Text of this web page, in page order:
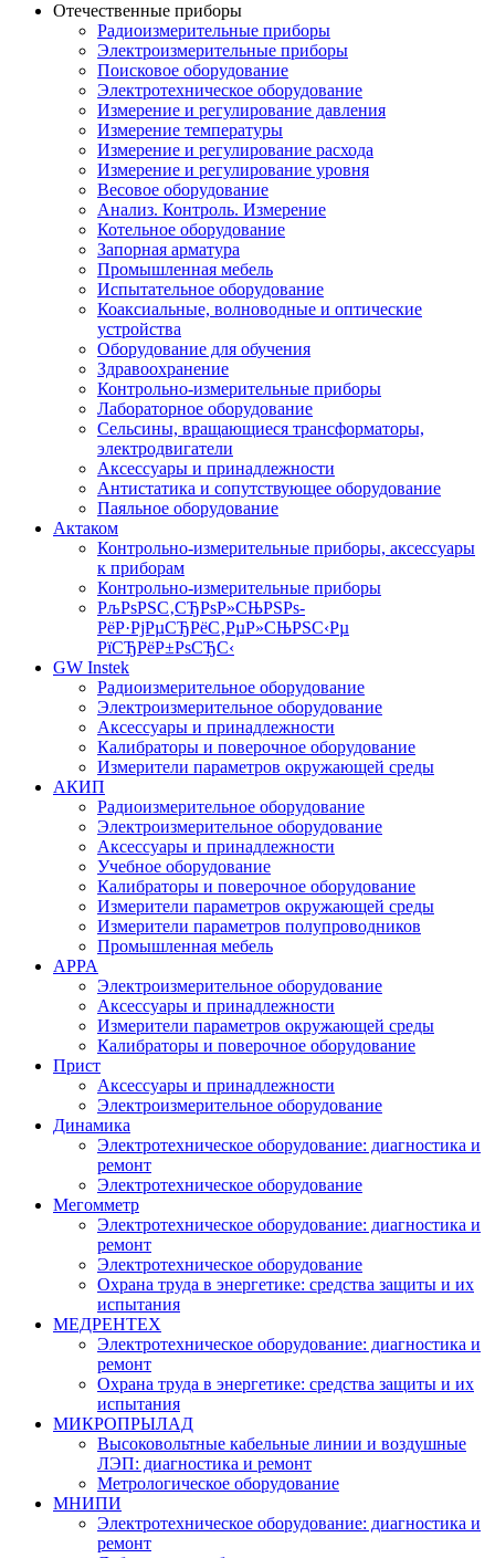
Отечественные приборы
Радиоизмерительные приборы
Электроизмерительные приборы
Поисковое оборудование
Электротехническое оборудование
Измерение и регулирование давления
Измерение температуры
Измерение и регулирование расхода
Измерение и регулирование уровня
Весовое оборудование
Анализ. Контроль. Измерение
Котельное оборудование
Запорная арматура
Промышленная мебель
Испытательное оборудование
Коаксиальные, волноводные и оптические
устройства
Оборудование для обучения
Здравоохранение
Контрольно-измерительные приборы
Лабораторное оборудование
Сельсины, вращающиеся трансформаторы,
электродвигатели
Аксессуары и принадлежности
Антистатика и сопутствующее оборудование
Паяльное оборудование
Актаком
Контрольно-измерительные приборы, аксессуары
к приборам
Контрольно-измерительные приборы
РљРѕРЅС‚СЂРѕР»СЊРЅРѕ-
РёР·РјРµСЂРёС‚РµР»СЊРЅС‹Рµ
РїСЂРёР±РѕСЂС‹
GW Instek
Радиоизмерительное оборудование
Электроизмерительное оборудование
Аксессуары и принадлежности
Калибраторы и поверочное оборудование
Измерители параметров окружающей среды
АКИП
Радиоизмерительное оборудование
Электроизмерительное оборудование
Аксессуары и принадлежности
Учебное оборудование
Калибраторы и поверочное оборудование
Измерители параметров окружающей среды
Измерители параметров полупроводников
Промышленная мебель
APPA
Электроизмерительное оборудование
Аксессуары и принадлежности
Измерители параметров окружающей среды
Калибраторы и поверочное оборудование
Прист
Аксессуары и принадлежности
Электроизмерительное оборудование
Динамика
Электротехническое оборудование: диагностика и
ремонт
Электротехническое оборудование
Мегомметр
Электротехническое оборудование: диагностика и
ремонт
Электротехническое оборудование
Охрана труда в энергетике: средства защиты и их
испытания
МЕДРЕНТЕХ
Электротехническое оборудование: диагностика и
ремонт
Охрана труда в энергетике: средства защиты и их
испытания
МИКРОПРЫЛАД
Высоковольтные кабельные линии и воздушные
ЛЭП: диагностика и ремонт
Метрологическое оборудование
МНИПИ
Электротехническое оборудование: диагностика и
ремонт